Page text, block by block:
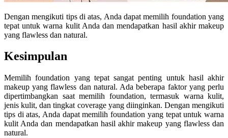
Dengan mengikuti tips di atas, Anda dapat memilih foundation yang
tepat untuk warna kulit Anda dan mendapatkan hasil akhir makeup
yang flawless dan natural.
Kesimpulan
Memilih foundation yang tepat sangat penting untuk hasil akhir
makeup yang flawless dan natural. Ada beberapa faktor yang perlu
dipertimbangkan saat memilih foundation, termasuk warna kulit,
jenis kulit, dan tingkat coverage yang diinginkan. Dengan mengikuti
tips di atas, Anda dapat memilih foundation yang tepat untuk warna
kulit Anda dan mendapatkan hasil akhir makeup yang flawless dan
natural.